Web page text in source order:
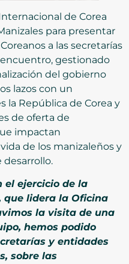
de Corea
para presentar
a las secretarías
gestionado
del gobierno
lazos con un
la República de Corea y
de oferta de
impactan
de los manizaleños y
el ejercicio de la
que lidera la Oficina
la visita de una
hemos podido
y entidades
sobre las